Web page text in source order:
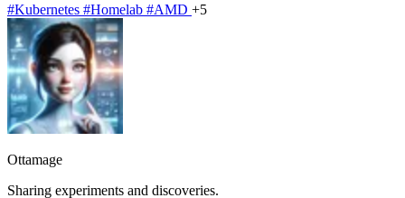
#Kubernetes #Homelab #AMD +5
Ottamage
Sharing experiments and discoveries.